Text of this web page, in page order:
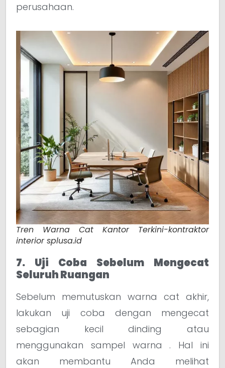
perusahaan.
Tren Warna Cat Kantor Terkini-kontraktor
interior splusa.id
7. Uji Coba Sebelum Mengecat
Seluruh Ruangan
Sebelum memutuskan warna cat akhir,
lakukan uji coba dengan mengecat
sebagian kecil dinding atau
menggunakan sampel warna . Hal ini
akan membantu Anda melihat